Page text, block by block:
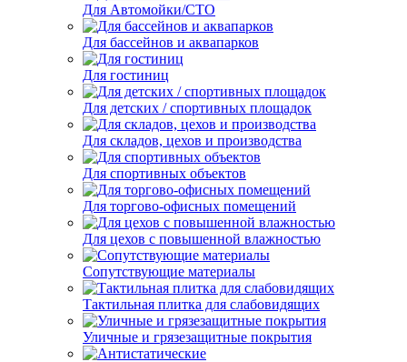
Для Автомойки/СТО
Для бассейнов и аквапарков
Для гостиниц
Для детских / спортивных площадок
Для складов, цехов и производства
Для спортивных объектов
Для торгово-офисных помещений
Для цехов с повышенной влажностью
Сопутствующие материалы
Тактильная плитка для слабовидящих
Уличные и грязезащитные покрытия